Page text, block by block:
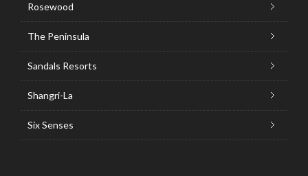
Rosewood
The Peninsula
Sandals Resorts
Shangri-La
Six Senses